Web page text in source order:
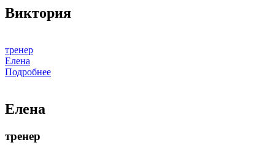
Виктория
тренер
Елена
Подробнее
Елена
тренер